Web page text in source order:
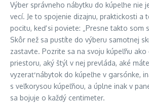
Výber správneho nábytku do kúpeľne nie
vecí. Je to spojenie dizajnu, praktickosti a
pocitu, keď si poviete: „Presne takto som
Skôr než sa pustíte do výberu samotnej
zastavte. Pozrite sa na svoju kúpeľňu
priestoru, aký štýl v nej prevláda, aké
vyzerať nábytok do kúpeľne v garsónke,
s veľkorysou kúpeľňou, a úplne inak v
sa bojuje o každý centimeter.